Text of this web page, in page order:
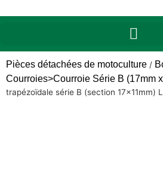
Pièces détachées de motoculture /
Courroies>Courroie Série B (17mm
trapézoïdale série B (section 17x11mm)